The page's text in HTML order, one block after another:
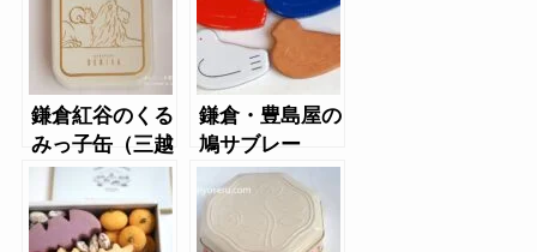
ト
鎌倉紅谷のくる
みっ子缶（三越
限定）
鎌倉・豊島屋の
鳩サブレー
（2024年鳩の
日限定）